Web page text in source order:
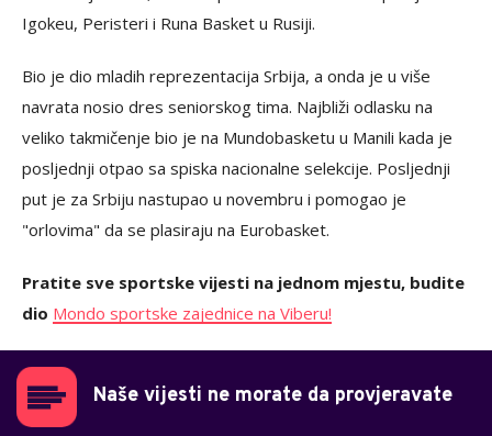
Igokeu, Peristeri i Runa Basket u Rusiji.
Bio je dio mladih reprezentacija Srbija, a onda je u više
navrata nosio dres seniorskog tima. Najbliži odlasku na
veliko takmičenje bio je na Mundobasketu u Manili kada je
posljednji otpao sa spiska nacionalne selekcije. Posljednji
put je za Srbiju nastupao u novembru i pomogao je
"orlovima" da se plasiraju na Eurobasket.
Pratite sve sportske vijesti na jednom mjestu, budite
dio Mondo sportske zajednice na Viberu!
Naše vijesti ne morate da provjeravate